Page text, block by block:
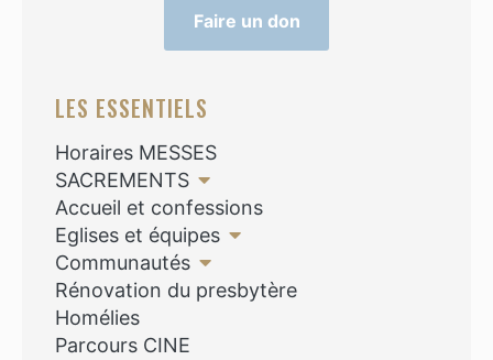
Faire un don
LES ESSENTIELS
Horaires MESSES
SACREMENTS
Accueil et confessions
Eglises et équipes
Communautés
Rénovation du presbytère
Homélies
Parcours CINE